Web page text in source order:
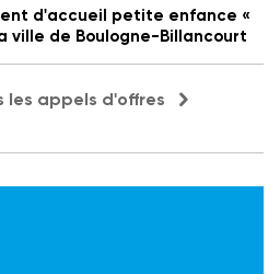
d'accueil petite enfance «
ville de Boulogne-Billancourt
les appels d'offres